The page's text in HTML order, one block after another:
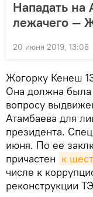
Нападать на
лежачего —
20 июня 2019, 13:08
Жогорку Кенеш
Она должна была
вопросу
Атамбаева для
президента.
июня. По ее
причастен к
числе к
реконструкции